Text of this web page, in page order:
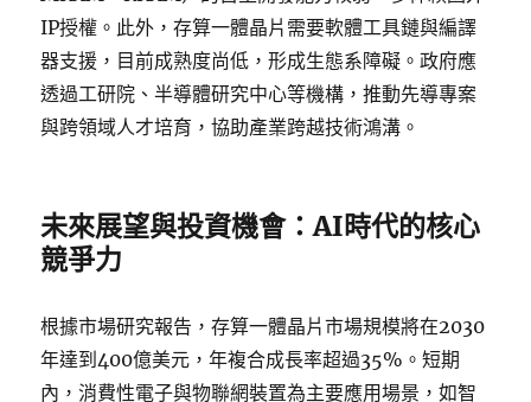
IP授權。此外，存算一體晶片需要軟體工具鏈與編譯
器支援，目前成熟度尚低，形成生態系障礙。政府應
透過工研院、半導體研究中心等機構，推動先導專案
與跨領域人才培育，協助產業跨越技術鴻溝。
未來展望與投資機會：AI時代的核心
競爭力
根據市場研究報告，存算一體晶片市場規模將在2030
年達到400億美元，年複合成長率超過35%。短期
內，消費性電子與物聯網裝置為主要應用場景，如智